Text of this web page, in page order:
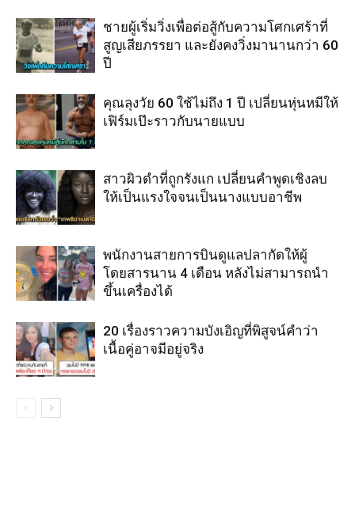
ชายผู้เริ่มวิ่งเพื่อต่อสู้กับความโศกเศร้าที่
สูญเสียภรรยา และยังคงวิ่งมานานกว่า 60
ปี
คุณลุงวัย 60 ใช้ไม่ถึง 1 ปี เปลี่ยนหุ่นหมีให้
เฟิร์มเป๊ะราวกับนายแบบ
สาวผิวดำที่ถูกรังแก เปลี่ยนคำพูดเชิงลบ
ให้เป็นแรงใจจนเป็นนางแบบอาชีพ
พนักงานสายการบินดูแลปลากัดให้ผู้
โดยสารนาน 4 เดือน หลังไม่สามารถนำ
ขึ้นเครื่องได้
20 เรื่องราวความบังเอิญที่พิสูจน์คำว่า
เนื้อคู่อาจมีอยู่จริง